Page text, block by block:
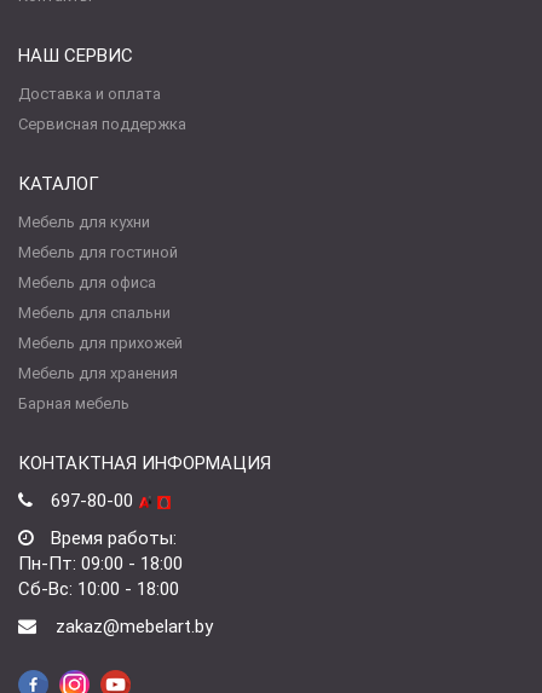
НАШ СЕРВИС
Доставка и оплата
Сервисная поддержка
КАТАЛОГ
Мебель для кухни
Мебель для гостиной
Мебель для офиса
Мебель для спальни
Мебель для прихожей
Мебель для хранения
Барная мебель
КОНТАКТНАЯ ИНФОРМАЦИЯ
697-80-00
Время работы:
Пн-Пт: 09:00 - 18:00
Сб-Вс: 10:00 - 18:00
zakaz@mebelart.by